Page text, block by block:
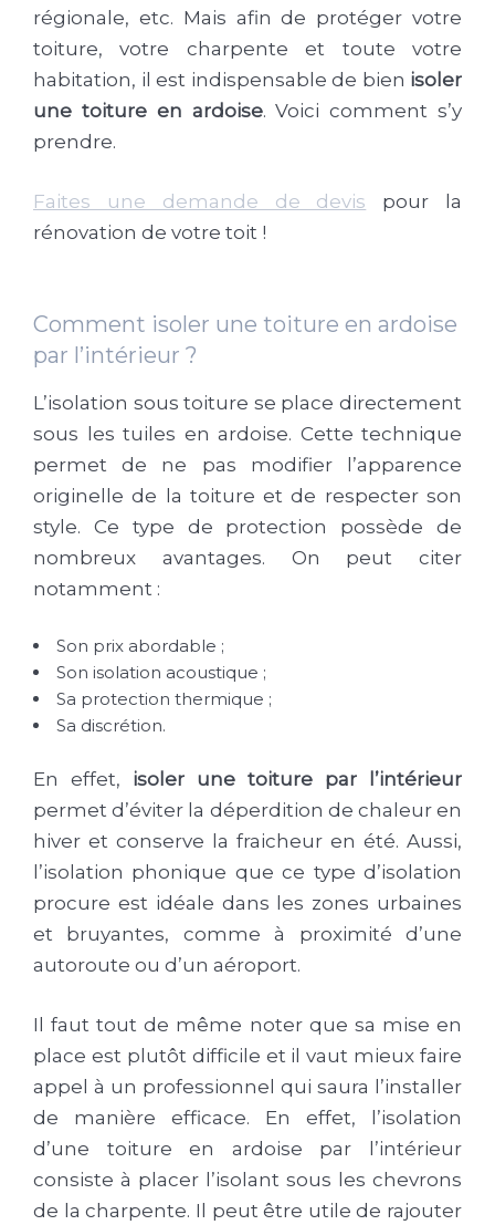
régionale, etc. Mais afin de protéger votre
toiture, votre charpente et toute votre
habitation, il est indispensable de bien isoler
une toiture en ardoise. Voici comment s’y
prendre.
Faites une demande de devis pour la
rénovation de votre toit !
Comment isoler une toiture en ardoise
par l’intérieur ?
L’isolation sous toiture se place directement
sous les tuiles en ardoise. Cette technique
permet de ne pas modifier l’apparence
originelle de la toiture et de respecter son
style. Ce type de protection possède de
nombreux avantages. On peut citer
notamment :
Son prix abordable ;
Son isolation acoustique ;
Sa protection thermique ;
Sa discrétion.
En effet, isoler une toiture par l’intérieur
permet d’éviter la déperdition de chaleur en
hiver et conserve la fraicheur en été. Aussi,
l’isolation phonique que ce type d’isolation
procure est idéale dans les zones urbaines
et bruyantes, comme à proximité d’une
autoroute ou d’un aéroport.
Il faut tout de même noter que sa mise en
place est plutôt difficile et il vaut mieux faire
appel à un professionnel qui saura l’installer
de manière efficace. En effet, l’isolation
d’une toiture en ardoise par l’intérieur
consiste à placer l’isolant sous les chevrons
de la charpente. Il peut être utile de rajouter